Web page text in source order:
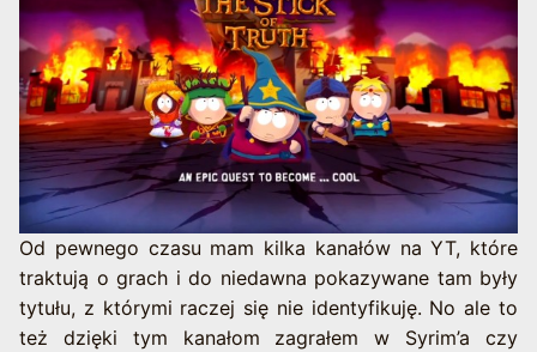
Od pewnego czasu mam kilka kanałów na YT, które
traktują o grach i do niedawna pokazywane tam były
tytułu, z którymi raczej się nie identyfikuję. No ale to
też dzięki tym kanałom zagrałem w Syrim’a czy